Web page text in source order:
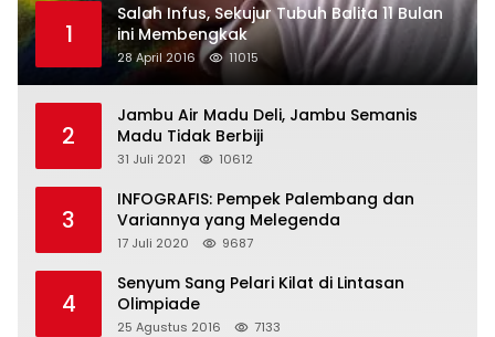
1
Salah Infus, Sekujur Tubuh Balita 11 Bulan
ini Membengkak
28 April 2016 11015
2
Jambu Air Madu Deli, Jambu Semanis
Madu Tidak Berbiji
31 Juli 2021 10612
3
INFOGRAFIS: Pempek Palembang dan
Variannya yang Melegenda
17 Juli 2020 9687
4
Senyum Sang Pelari Kilat di Lintasan
Olimpiade
25 Agustus 2016 7133